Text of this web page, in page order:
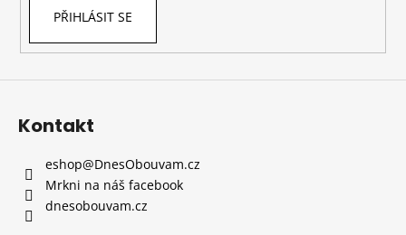
PŘIHLÁSIT SE
Kontakt
eshop@DnesObouvam.cz
Mrkni na náš facebook
dnesobouvam.cz